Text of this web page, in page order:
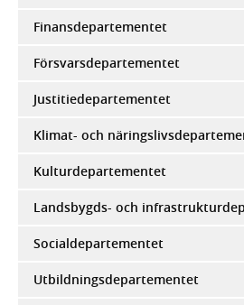
Finansdepartementet
Försvarsdepartementet
Justitiedepartementet
Klimat- och
Kulturdepartementet
Landsbygds- och
Socialdepartementet
Utbildningsdepartementet